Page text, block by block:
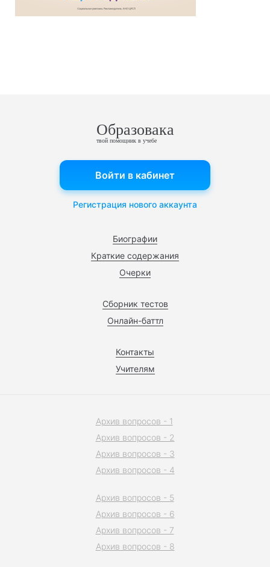
Образовака
твой помощник в учебе
Биографии
Краткие содержания
Очерки
Сборник тестов
Онлайн-баттл
Контакты
Учителям
Войти в кабинет
Регистрация нового аккаунта
Архив вопросов - 1
Архив вопросов - 2
Архив вопросов - 3
Архив вопросов - 4
Архив вопросов - 5
Архив вопросов - 6
Архив вопросов - 7
Архив вопросов - 8